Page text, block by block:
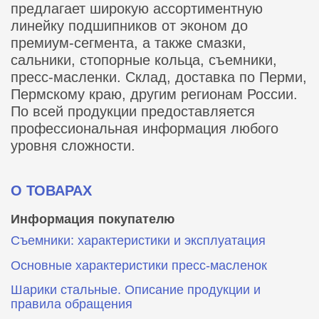
предлагает широкую ассортиментную
линейку подшипников от эконом до
премиум-сегмента, а также смазки,
сальники, стопорные кольца, съемники,
пресс-масленки. Склад, доставка по Перми,
Пермскому краю, другим регионам России.
По всей продукции предоставляется
профессиональная информация любого
уровня сложности.
О ТОВАРАХ
Информация покупателю
Съемники: характеристики и эксплуатация
Основные характеристики пресс‑масленок
Шарики стальные. Описание продукции и
правила обращения